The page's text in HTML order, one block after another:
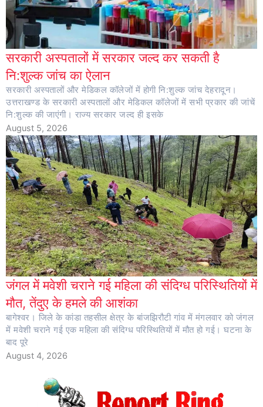
सरकारी अस्पतालों में सरकार जल्द कर सकती है
नि:शुल्क जांच का ऐलान
सरकारी अस्पतालों और मेडिकल कॉलेजों में होगी नि:शुल्क जांच देहरादून।
उत्तराखण्ड के सरकारी अस्पतालों और मेडिकल कॉलेजों में सभी प्रकार की जांचें
नि:शुल्क की जाएंगी। राज्य सरकार जल्द ही इसके
August 5, 2026
जंगल में मवेशी चराने गई महिला की संदिग्ध परिस्थितियों में
मौत, तेंदुए के हमले की आशंका
बागेश्वर। जिले के कांडा तहसील क्षेत्र के बांजझिरौटी गांव में मंगलवार को जंगल
में मवेशी चराने गई एक महिला की संदिग्ध परिस्थितियों में मौत हो गई। घटना के
बाद पूरे
August 4, 2026